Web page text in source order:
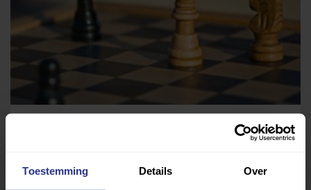
Toestemming Details Over